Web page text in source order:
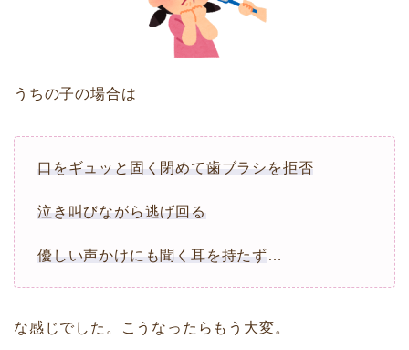
うちの子の場合は
口をギュッと固く閉めて歯ブラシを拒否
泣き叫びながら逃げ回る
優しい声かけにも聞く耳を持たず…
な感じでした。こうなったらもう大変。